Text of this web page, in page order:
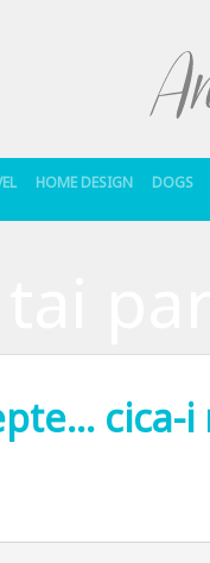
HOME DESIGN DOGS
cica-
sa ma tund